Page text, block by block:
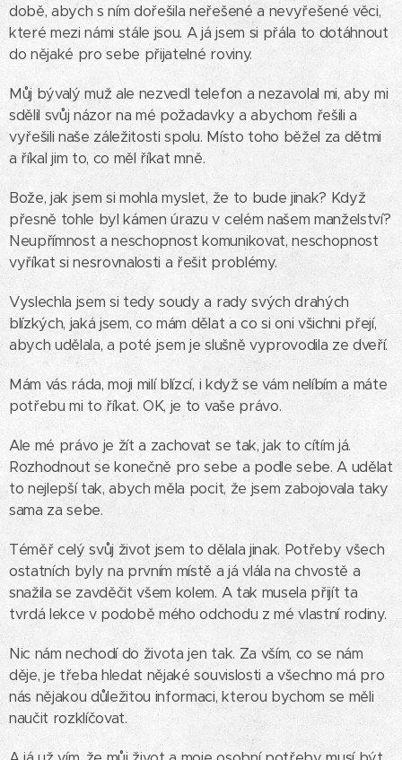
době, abych s ním dořešila neřešené a nevyřešené věci,
které mezi námi stále jsou. A já jsem si přála to dotáhnout
do nějaké pro sebe přijatelné roviny.
Můj bývalý muž ale nezvedl telefon a nezavolal mi, aby mi
sdělil svůj názor na mé požadavky a abychom řešili a
vyřešili naše záležitosti spolu. Místo toho běžel za dětmi
a říkal jim to, co měl říkat mně.
Bože, jak jsem si mohla myslet, že to bude jinak? Když
přesně tohle byl kámen úrazu v celém našem manželství?
Neupřímnost a neschopnost komunikovat, neschopnost
vyříkat si nesrovnalosti a řešit problémy.
Vyslechla jsem si tedy soudy a rady svých drahých
blízkých, jaká jsem, co mám dělat a co si oni všichni přejí,
abych udělala, a poté jsem je slušně vyprovodila ze dveří.
Mám vás ráda, moji milí blízcí, i když se vám nelíbím a máte
potřebu mi to říkat. OK, je to vaše právo.
Ale mé právo je žít a zachovat se tak, jak to cítím já.
Rozhodnout se konečně pro sebe a podle sebe. A udělat
to nejlepší tak, abych měla pocit, že jsem zabojovala taky
sama za sebe.
Téměř celý svůj život jsem to dělala jinak. Potřeby všech
ostatních byly na prvním místě a já vlála na chvostě a
snažila se zavděčit všem kolem. A tak musela přijít ta
tvrdá lekce v podobě mého odchodu z mé vlastní rodiny.
Nic nám nechodí do života jen tak. Za vším, co se nám
děje, je třeba hledat nějaké souvislosti a všechno má pro
nás nějakou důležitou informaci, kterou bychom se měli
naučit rozklíčovat.